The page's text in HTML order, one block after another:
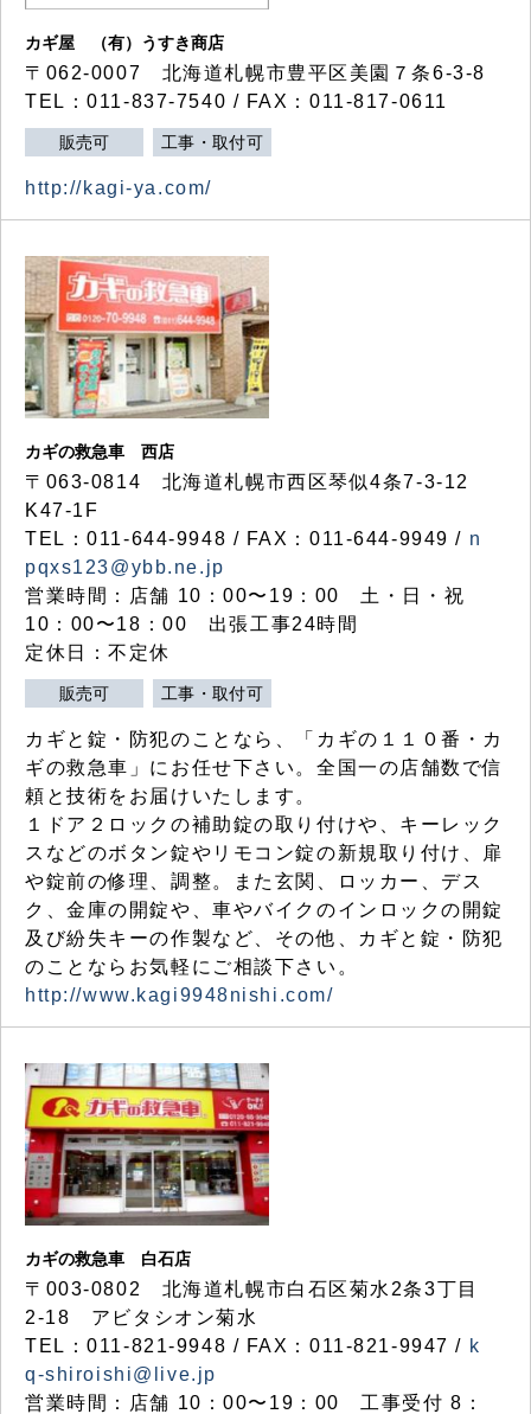
カギ屋 （有）うすき商店
〒062-0007 北海道札幌市豊平区美園７条6-3-8
TEL：011-837-7540 / FAX：011-817-0611
販売可 工事・取付可
http://kagi-ya.com/
カギの救急車 西店
〒063-0814 北海道札幌市西区琴似4条7-3-12
K47-1F
TEL：011-644-9948 / FAX：011-644-9949 / n
pqxs123@ybb.ne.jp
営業時間：店舗 10：00〜19：00 土・日・祝
10：00〜18：00 出張工事24時間
定休日：不定休
販売可 工事・取付可
カギと錠・防犯のことなら、「カギの１１０番・カ
ギの救急車」にお任せ下さい。全国一の店舗数で信
頼と技術をお届けいたします。
１ドア２ロックの補助錠の取り付けや、キーレック
スなどのボタン錠やリモコン錠の新規取り付け、扉
や錠前の修理、調整。また玄関、ロッカー、デス
ク、金庫の開錠や、車やバイクのインロックの開錠
及び紛失キーの作製など、その他、カギと錠・防犯
のことならお気軽にご相談下さい。
http://www.kagi9948nishi.com/
カギの救急車 白石店
〒003-0802 北海道札幌市白石区菊水2条3丁目
2-18 アビタシオン菊水
TEL：011-821-9948 / FAX：011-821-9947 / k
q-shiroishi@live.jp
営業時間：店舗 10：00〜19：00 工事受付 8：